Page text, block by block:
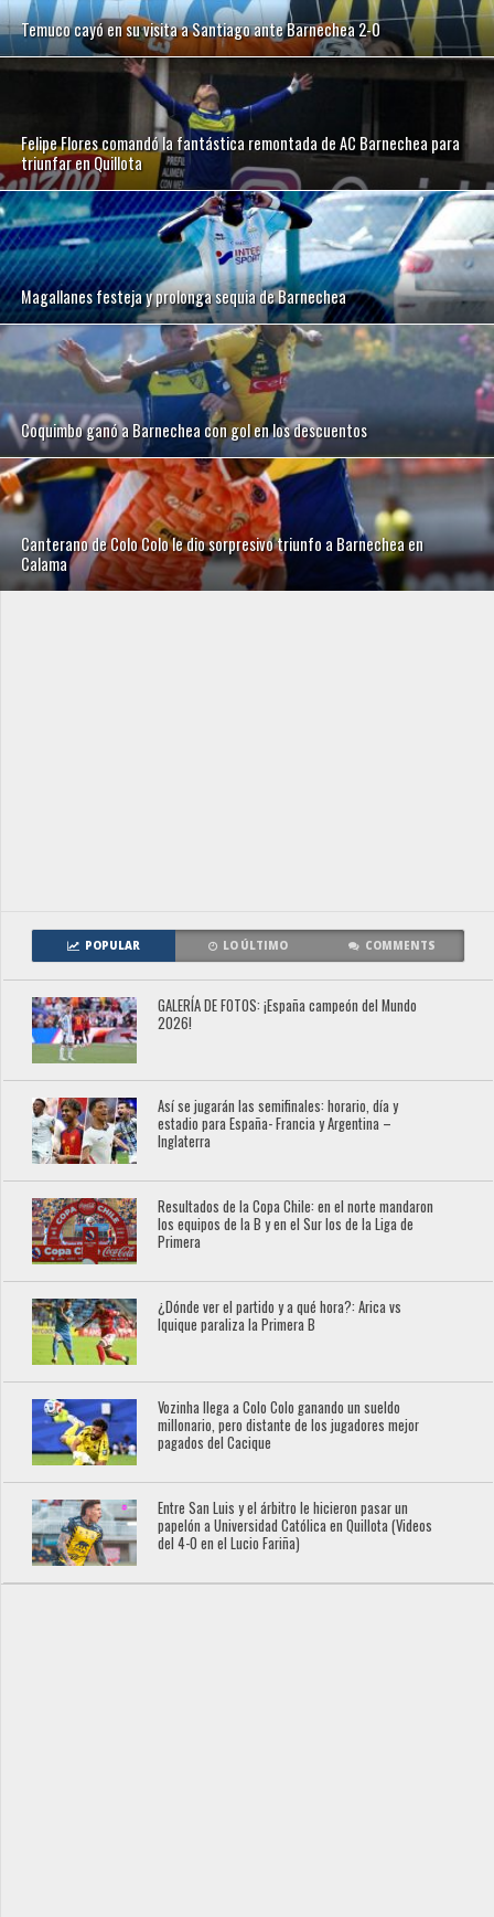
Temuco cayó en su visita a Santiago ante Barnechea 2-0
Felipe Flores comandó la fantástica remontada de AC Barnechea para
triunfar en Quillota
Magallanes festeja y prolonga sequia de Barnechea
Coquimbo ganó a Barnechea con gol en los descuentos
Canterano de Colo Colo le dio sorpresivo triunfo a Barnechea en
Calama
POPULAR LO ÚLTIMO COMMENTS
GALERÍA DE FOTOS: ¡España campeón del Mundo
2026!
Así se jugarán las semifinales: horario, día y
estadio para España- Francia y Argentina –
Inglaterra
Resultados de la Copa Chile: en el norte mandaron
los equipos de la B y en el Sur los de la Liga de
Primera
¿Dónde ver el partido y a qué hora?: Arica vs
Iquique paraliza la Primera B
Vozinha llega a Colo Colo ganando un sueldo
millonario, pero distante de los jugadores mejor
pagados del Cacique
Entre San Luis y el árbitro le hicieron pasar un
papelón a Universidad Católica en Quillota (Videos
del 4-0 en el Lucio Fariña)